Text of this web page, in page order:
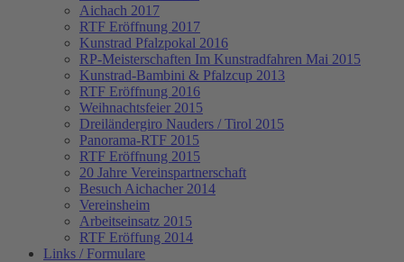
Aichach 2017
RTF Eröffnung 2017
Kunstrad Pfalzpokal 2016
RP-Meisterschaften Im Kunstradfahren Mai 2015
Kunstrad-Bambini & Pfalzcup 2013
RTF Eröffnung 2016
Weihnachtsfeier 2015
Dreiländergiro Nauders / Tirol 2015
Panorama-RTF 2015
RTF Eröffnung 2015
20 Jahre Vereinspartnerschaft
Besuch Aichacher 2014
Vereinsheim
Arbeitseinsatz 2015
RTF Eröffung 2014
Links / Formulare